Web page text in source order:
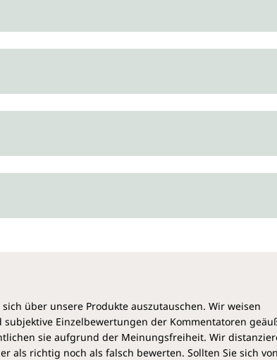
über unsere Produkte auszutauschen. Wir weisen
Einzelbewertungen der Kommentatoren
sie aufgrund der Meinungsfreiheit. Wir
als richtig noch als falsch bewerten. Sollten Sie sich